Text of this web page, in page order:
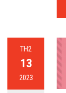
TH2
13
2023